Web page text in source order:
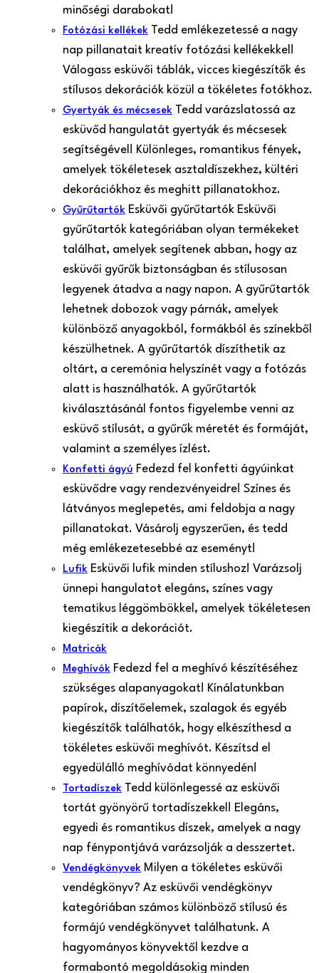
minőségi darabokat!
Fotózási kellékek Tedd emlékezetessé a nagy
nap pillanatait kreatív fotózási kellékekkel!
Válogass esküvői táblák, vicces kiegészítők és
stílusos dekorációk közül a tökéletes fotókhoz.
Gyertyák és mécsesek Tedd varázslatossá az
esküvőd hangulatát gyertyák és mécsesek
segítségével! Különleges, romantikus fények,
amelyek tökéletesek asztaldíszekhez, kültéri
dekorációkhoz és meghitt pillanatokhoz.
Gyűrűtartók Esküvői gyűrűtartók Esküvői
gyűrűtartók kategóriában olyan termékeket
találhat, amelyek segítenek abban, hogy az
esküvői gyűrűk biztonságban és stílusosan
legyenek átadva a nagy napon. A gyűrűtartók
lehetnek dobozok vagy párnák, amelyek
különböző anyagokból, formákból és színekből
készülhetnek. A gyűrűtartók díszíthetik az
oltárt, a ceremónia helyszínét vagy a fotózás
alatt is használhatók. A gyűrűtartók
kiválasztásánál fontos figyelembe venni az
esküvő stílusát, a gyűrűk méretét és formáját,
valamint a személyes ízlést.
Konfetti ágyú Fedezd fel konfetti ágyúinkat
esküvődre vagy rendezvényeidre! Színes és
látványos meglepetés, ami feldobja a nagy
pillanatokat. Vásárolj egyszerűen, és tedd
még emlékezetesebbé az eseményt!
Lufik Esküvői lufik minden stílushoz! Varázsolj
ünnepi hangulatot elegáns, színes vagy
tematikus léggömbökkel, amelyek tökéletesen
kiegészítik a dekorációt.
Matricák
Meghívók Fedezd fel a meghívó készítéséhez
szükséges alapanyagokat! Kínálatunkban
papírok, díszítőelemek, szalagok és egyéb
kiegészítők találhatók, hogy elkészíthesd a
tökéletes esküvői meghívót. Készítsd el
egyedülálló meghívódat könnyedén!
Tortadíszek Tedd különlegessé az esküvői
tortát gyönyörű tortadíszekkel! Elegáns,
egyedi és romantikus díszek, amelyek a nagy
nap fénypontjává varázsolják a desszertet.
Vendégkönyvek Milyen a tökéletes esküvői
vendégkönyv? Az esküvői vendégkönyv
kategóriában számos különböző stílusú és
formájú vendégkönyvet találhatunk. A
hagyományos könyvektől kezdve a
formabontó megoldásokig minden